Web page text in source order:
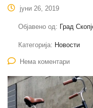
јуни 26, 2019
Објавено од: Град
Категорија: Новости
Нема коментари